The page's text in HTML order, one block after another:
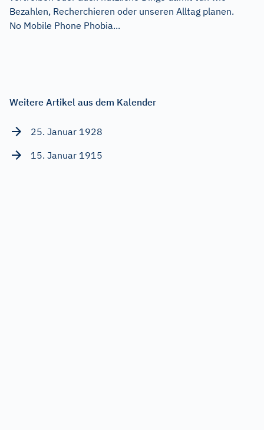
Bezahlen, Recherchieren oder unseren Alltag planen.
No Mobile Phone Phobia...
Weitere Artikel aus dem Kalender
25. Januar 1928
15. Januar 1915